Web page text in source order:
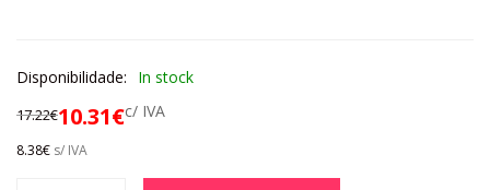
Disponibilidade: In stock
17.22€10.31€c/ IVA
8.38€ s/ IVA